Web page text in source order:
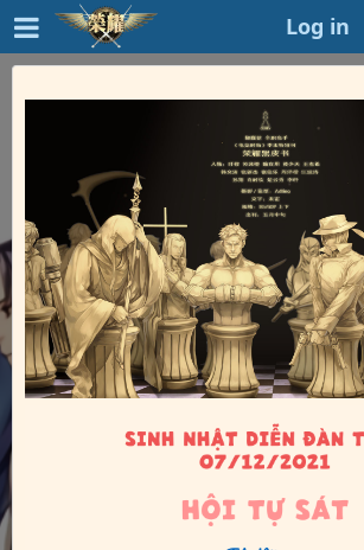
Log in